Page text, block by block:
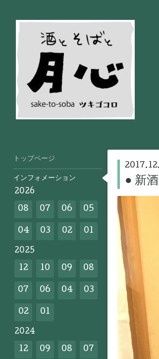
● 新
トップページ
インフォメーション
2026
08 07 06 05
04 03 02 01
2025
12 10 09 08
07 06 04 03
02 01
2024
12 09 08 07